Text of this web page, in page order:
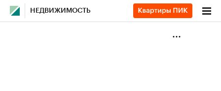
НЕДВИЖИМОСТЬ